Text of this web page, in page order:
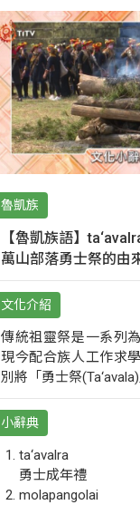
魯凱族
【魯凱族語】
萬山部落勇士祭的由
文化介紹
傳統祖靈祭是一系列
現今配合族人工作求
別將「勇士祭
小辭典
ta‘avalra
勇士成年禮
molapangolai